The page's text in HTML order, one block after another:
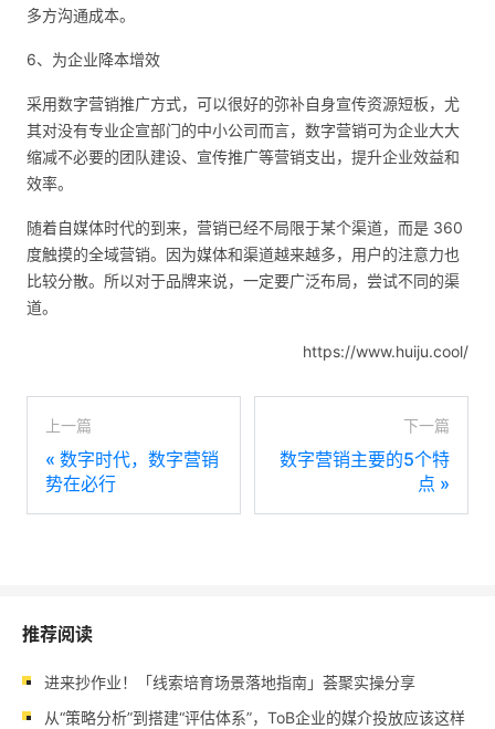
多方沟通成本。
6、为企业降本增效
采用数字营销推广方式，可以很好的弥补自身宣传资源短板，尤
其对没有专业企宣部门的中小公司而言，数字营销可为企业大大
缩减不必要的团队建设、宣传推广等营销支出，提升企业效益和
效率。
随着自媒体时代的到来，营销已经不局限于某个渠道，而是 360
度触摸的全域营销。因为媒体和渠道越来越多，用户的注意力也
比较分散。所以对于品牌来说，一定要广泛布局，尝试不同的渠
道。
https://www.huiju.cool/
上一篇
« 数字时代，数字营销
势在必行
下一篇
数字营销主要的5个特
点 »
推荐阅读
进来抄作业！「线索培育场景落地指南」荟聚实操分享
从“策略分析”到搭建“评估体系”，ToB企业的媒介投放应该这样